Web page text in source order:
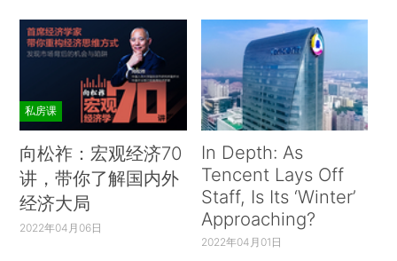
私房课
向松祚：宏观经济70
讲，带你了解国内外
经济大局
2022年04月06日
In Depth: As
Tencent Lays Off
Staff, Is Its ‘Winter’
Approaching?
2022年04月01日